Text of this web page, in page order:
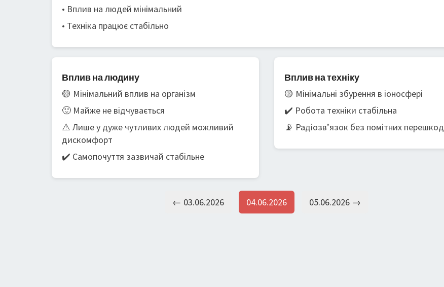
• Вплив на людей мінімальний
• Техніка працює стабільно
Вплив на людину
🟡 Мінімальний вплив на організм
🙂 Майже не відчувається
⚠️ Лише у дуже чутливих людей можливий
дискомфорт
✔️ Самопочуття зазвичай стабільне
Вплив на техніку
🟡 Мінімальні збурення в іоносфері
✔️ Робота техніки стабільна
📡 Радіозв’язок без помітних перешкод
← 03.06.2026 04.06.2026 05.06.2026 →